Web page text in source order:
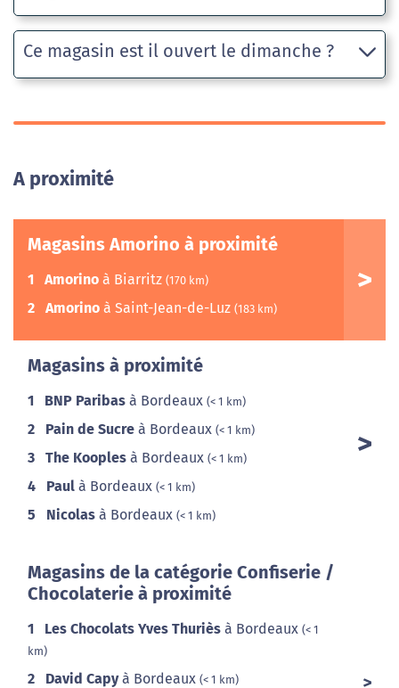
Ce magasin est il ouvert le dimanche ?
A proximité
Magasins Amorino à proximité
1 Amorino à Biarritz (170 km)
2 Amorino à Saint-Jean-de-Luz (183 km)
Magasins à proximité
1 BNP Paribas à Bordeaux (< 1 km)
2 Pain de Sucre à Bordeaux (< 1 km)
3 The Kooples à Bordeaux (< 1 km)
4 Paul à Bordeaux (< 1 km)
5 Nicolas à Bordeaux (< 1 km)
Magasins de la catégorie Confiserie /
Chocolaterie à proximité
1 Les Chocolats Yves Thuriès à Bordeaux (< 1
km)
2 David Capyà Bordeaux (< 1 km)